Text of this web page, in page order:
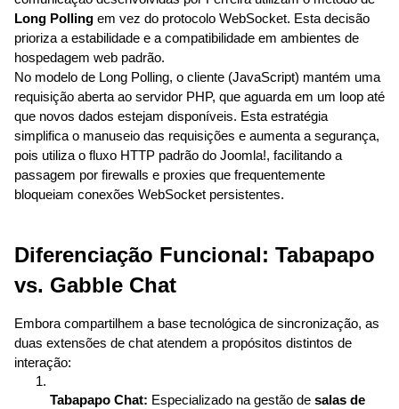
Long Polling em vez do protocolo WebSocket. Esta decisão
prioriza a estabilidade e a compatibilidade em ambientes de
hospedagem web padrão.
No modelo de Long Polling, o cliente (JavaScript) mantém uma
requisição aberta ao servidor PHP, que aguarda em um loop até
que novos dados estejam disponíveis. Esta estratégia
simplifica o manuseio das requisições e aumenta a segurança,
pois utiliza o fluxo HTTP padrão do Joomla!, facilitando a
passagem por firewalls e proxies que frequentemente
bloqueiam conexões WebSocket persistentes.
Diferenciação Funcional: Tabapapo
vs. Gabble Chat
Embora compartilhem a base tecnológica de sincronização, as
duas extensões de chat atendem a propósitos distintos de
interação:
Tabapapo Chat: Especializado na gestão de salas de